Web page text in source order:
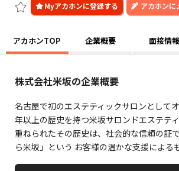
アカホンに
アカホンTOP 企業概要 面接情報
株式会社米坂の企業概要
名古屋で初のエステティックサロンとして
年以上の歴史を持つ米坂サロンドエステテ
重ねられたその歴史は、社会的な信頼の証
ら米坂」という お客様の温かな支援による